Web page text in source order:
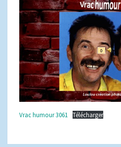
Vrac humour 3061 Télécharger